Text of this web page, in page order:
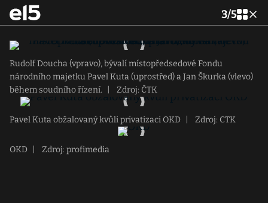
3/5
Rudolf Doucha (vpravo), bývalí místopředsedové Fondu
národního majetku Pavel Kuta (uprostřed) a Jan Škurka (vlevo)
během soudního řízení.
Zdroj: ČTK
Pavel Kuta obžalovaný kvůli privatizaci OKD Zdroj: CTK
OKD Zdroj: profimedia